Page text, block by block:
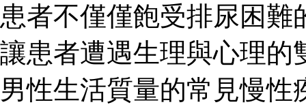
患者不僅僅飽受排尿困
讓患者遭遇生理與心理的
男性生活質量的常見慢